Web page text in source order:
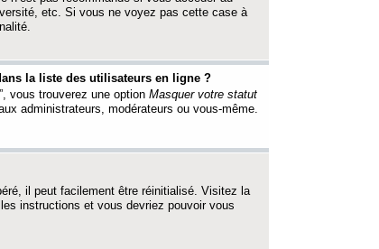
etc. Si vous ne voyez pas cette case à
la liste des utilisateurs en ligne ?
vous trouverez une option Masquer votre statut
administrateurs, modérateurs ou vous-même.
il peut facilement être réinitialisé. Visitez la
instructions et vous devriez pouvoir vous